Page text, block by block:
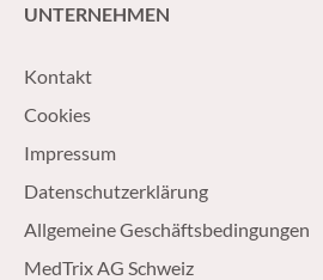
UNTERNEHMEN
Kontakt
Cookies
Impressum
Datenschutzerklärung
Allgemeine Geschäftsbedingungen
MedTrix AG Schweiz